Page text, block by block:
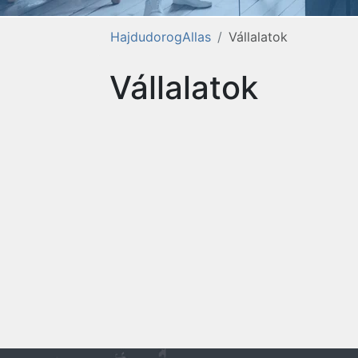
HajdudorogAllas Vállalatok
Vállalatok